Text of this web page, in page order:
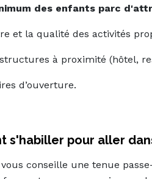
des enfants parc
et la qualité des activités
à proximité (hôtel,
d’ouverture.
s'habiller pour aller
conseille une tenue